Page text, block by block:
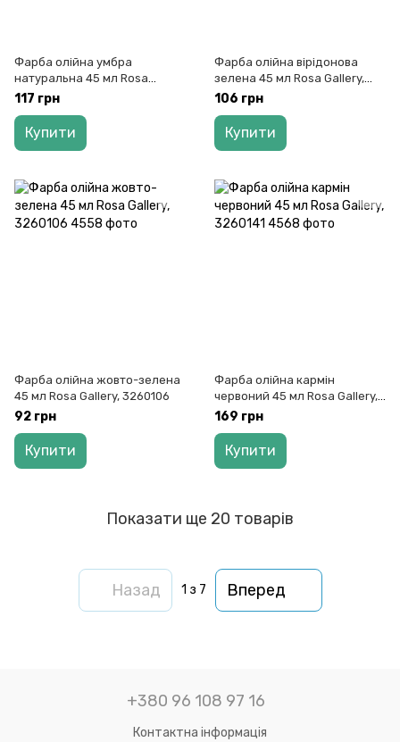
Фарба олійна умбра
натуральна 45 мл Rosa
Gallery, 3260128
117 грн
Купити
Фарба олійна вірідонова
зелена 45 мл Rosa Gallery,
3260105
106 грн
Купити
Фарба олійна жовто-зелена
45 мл Rosa Gallery, 3260106
92 грн
Купити
Фарба олійна кармін
червоний 45 мл Rosa Gallery,
3260141
169 грн
Купити
Показати ще 20 товарів
Назад 1 з 7 Вперед
+380 96 108 97 16
Контактна інформація